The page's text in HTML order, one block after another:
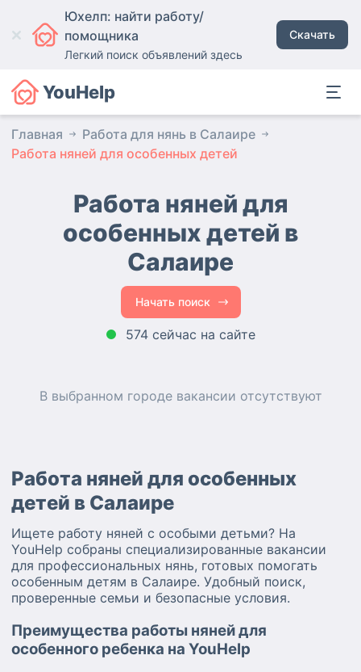
Юхелп: найти работу/
помощника
Легкий поиск объявлений здесь
Скачать
YouHelp
Главная
Работа для нянь в Салаире
Работа няней для особенных детей
Работа няней для
особенных детей в
Салаире
Начать поиск
574 сейчас на сайте
В выбранном городе вакансии отсутствуют
Работа няней для особенных
детей в Салаире
Ищете работу няней с особыми детьми? На
YouHelp собраны специализированные вакансии
для профессиональных нянь, готовых помогать
особенным детям в Салаире. Удобный поиск,
проверенные семьи и безопасные условия.
Преимущества работы няней для
особенного ребенка на YouHelp